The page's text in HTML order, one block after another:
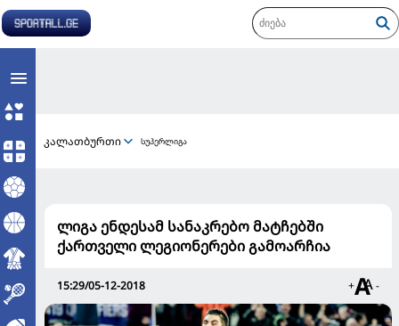
კალათბურთი სუპერლიგა
ლიგა ენდესამ სანაკრებო მატჩებში
ქართველი ლეგიონერები გამოარჩია
15:29/05-12-2018 + -